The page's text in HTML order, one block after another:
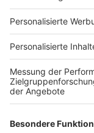
Für
Ihre Baufirma
Kostenloses